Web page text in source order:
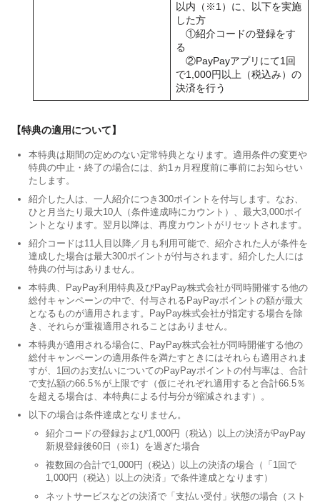
以内（※1）に、以下を実施
した方
①紹介コードの登録をす
る
②PayPayアプリにて1回
で1,000円以上（税込み）の
決済を行う
【特典の適用について】
本特典は期間の定めのない定常特典となります。適用条件の変更や
特典の中止・終了の場合には、約1ヵ月程度前に事前にお知らせい
たします。
紹介した人は、一人紹介につき300ポイントを付与します。なお、
ひと月当たり最大10人（条件達成時にカウント）、最大3,000ポイ
ントとなります。翌月以降は、再度カウントがリセットされます。
紹介コードは11人目以降／月も利用可能で、紹介された人が条件を
達成した場合は最大300ポイントが付与されます。紹介した人には
特典の付与はありません。
本特典、PayPay利用特典及びPayPay株式会社が同時開催する他の
総付キャンペーンの中で、付与されるPayPayポイントの額が最大
となるものが適用されます。PayPay株式会社が指定する場合を除
き、それらが重複適用されることはありません。
本特典が適用される場合に、PayPay株式会社が同時開催する他の
総付キャンペーンの適用条件を満たすときにはそれらも適用されま
すが、1回のお支払いについてのPayPayポイントの付与率は、合計
で支払額の66.5％が上限です（仮にそれぞれ適用すると合計66.5％
を超える場合は、本特典による付与分が縮減されます）。
以下の場合は条件達成となりません。
紹介コードの登録および1,000円（税込）以上の決済がPayPay
新規登録後60日（※1）を過ぎた場合
複数回の合計で1,000円（税込）以上の決済の場合（「1回で
1,000円（税込）以上の決済」で条件達成となります）
ネットサービスなどの決済で「支払い受付」状態の場合（スト